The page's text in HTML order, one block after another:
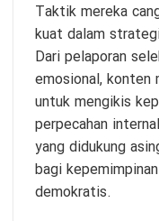
Taktik mereka
kuat dalam
Dari pelaporan
emosional, konten
untuk mengikis
perpecahan
yang didukung
bagi
demokratis.